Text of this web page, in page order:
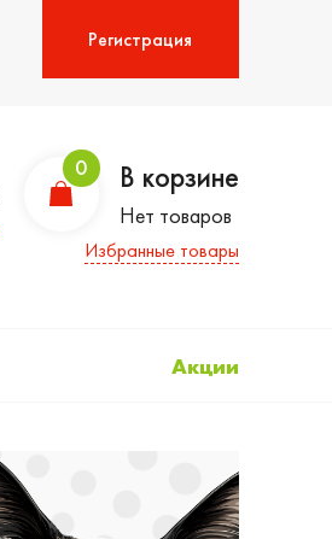
Регистрация
0 В корзине
Нет товаров
Избранные товары
Акции